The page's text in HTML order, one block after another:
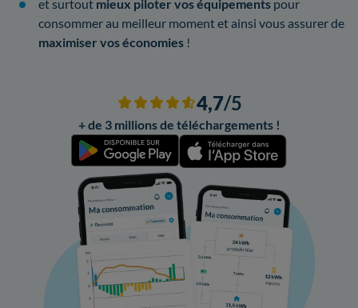
et surtout mieux piloter vos équipements pour
consommer au meilleur moment et ainsi vous assurer de
maximiser vos économies !
4,7/5
+ de 3 millions de téléchargements !